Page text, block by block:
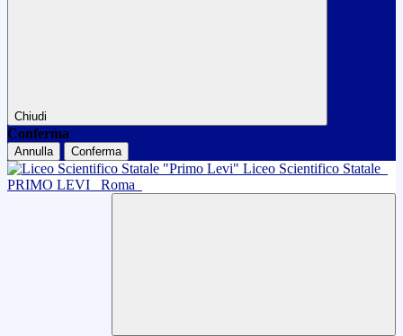
Chiudi
Conferma
Annulla Conferma
Liceo Scientifico Statale
PRIMO LEVI
Roma